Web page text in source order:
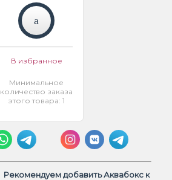
В избранное
Минимальное
количество заказа
этого товара: 1
Рекомендуем добавить Аквабокс к